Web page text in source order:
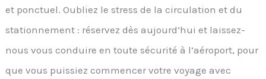
et ponctuel. Oubliez le stress de la circulation et du
stationnement : réservez dès aujourd’hui et laissez-
nous vous conduire en toute sécurité à l’aéroport, pour
que vous puissiez commencer votre voyage avec